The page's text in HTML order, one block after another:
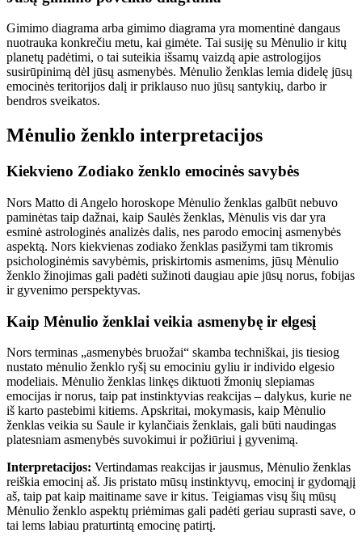
Gimimo diagrama arba gimimo diagrama yra momentinė dangaus
nuotrauka konkrečiu metu, kai gimėte. Tai susiję su Mėnulio ir kitų
planetų padėtimi, o tai suteikia išsamų vaizdą apie astrologijos
susirūpinimą dėl jūsų asmenybės. Mėnulio ženklas lemia didelę jūsų
emocinės teritorijos dalį ir priklauso nuo jūsų santykių, darbo ir
bendros sveikatos.
Mėnulio ženklo interpretacijos
Kiekvieno Zodiako ženklo emocinės savybės
Nors Matto di Angelo horoskope Mėnulio ženklas galbūt nebuvo
paminėtas taip dažnai, kaip Saulės ženklas, Mėnulis vis dar yra
esminė astrologinės analizės dalis, nes parodo emocinį asmenybės
aspektą. Nors kiekvienas zodiako ženklas pasižymi tam tikromis
psichologinėmis savybėmis, priskirtomis asmenims, jūsų Mėnulio
ženklo žinojimas gali padėti sužinoti daugiau apie jūsų norus, fobijas
ir gyvenimo perspektyvas.
Kaip Mėnulio ženklai veikia asmenybę ir elgesį
Nors terminas „asmenybės bruožai“ skamba techniškai, jis tiesiog
nustato mėnulio ženklo ryšį su emociniu gyliu ir individo elgesio
modeliais. Mėnulio ženklas linkęs diktuoti žmonių slepiamas
emocijas ir norus, taip pat instinktyvias reakcijas – dalykus, kurie ne
iš karto pastebimi kitiems. Apskritai, mokymasis, kaip Mėnulio
ženklas veikia su Saule ir kylančiais ženklais, gali būti naudingas
platesniam asmenybės suvokimui ir požiūriui į gyvenimą.
Interpretacijos: Vertindamas reakcijas ir jausmus, Mėnulio ženklas
reiškia emocinį aš. Jis pristato mūsų instinktyvų, emocinį ir gydomąjį
aš, taip pat kaip maitiname save ir kitus. Teigiamas visų šių mūsų
Mėnulio ženklo aspektų priėmimas gali padėti geriau suprasti save, o
tai lems labiau praturtintą emocinę patirtį.